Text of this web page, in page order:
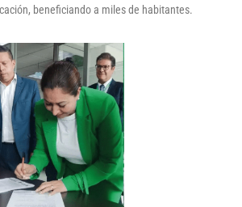
beneficiando a miles de habitantes.